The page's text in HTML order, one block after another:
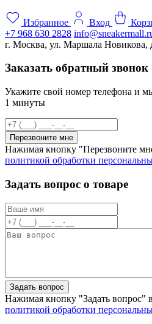
Избранное Вход
+7 968 630 2828
г. Москва, ул. Маршала
Заказать обратный звонок
Укажите свой номер телефона и
1 минуты
Перезвоните мне
Нажимая кнопку "Перезвоните
политикой обработки
Задать вопрос о товаре
Задать вопрос
Нажимая кнопку "Задать вопрос"
политикой обработки